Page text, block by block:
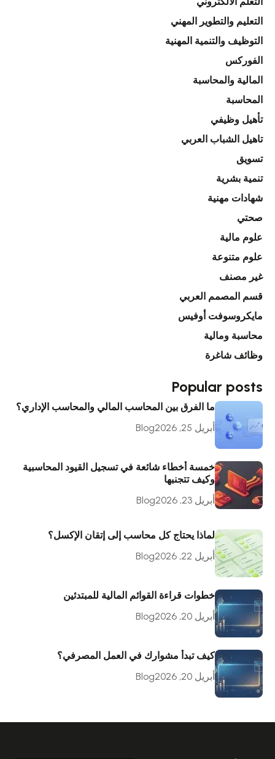
التعليم والتطوير المهني
التوظيف والتنمية المهنية
الفوركس
المالية والمحاسبة
المحاسبة
تأهيل وظيفي
تاهيل الشباب العربي
تسويق
تنمية بشرية
شهادات مهنية
صحتي
علوم مالية
علوم متنوعة
غير مصنف
قسم المصمم العربي
مايكروسوفت أوفيس
محاسبة ومالية
وظائف شاغرة
Popular posts
ما الفرق بين المحاسب المالي والمحاسب الإداري؟
أبريل 25, 2026
Blog
خمسة أخطاء شائعة في تسجيل القيود المحاسبية
وكيف تتجنبها
أبريل 23, 2026
Blog
لماذا يحتاج كل محاسب إلى إتقان الإكسل؟
أبريل 22, 2026
Blog
خطوات قراءة القوائم المالية للمبتدئين
أبريل 20, 2026
Blog
كيف تبدأ مشوارك في العمل المصرفي؟
أبريل 20, 2026
Blog